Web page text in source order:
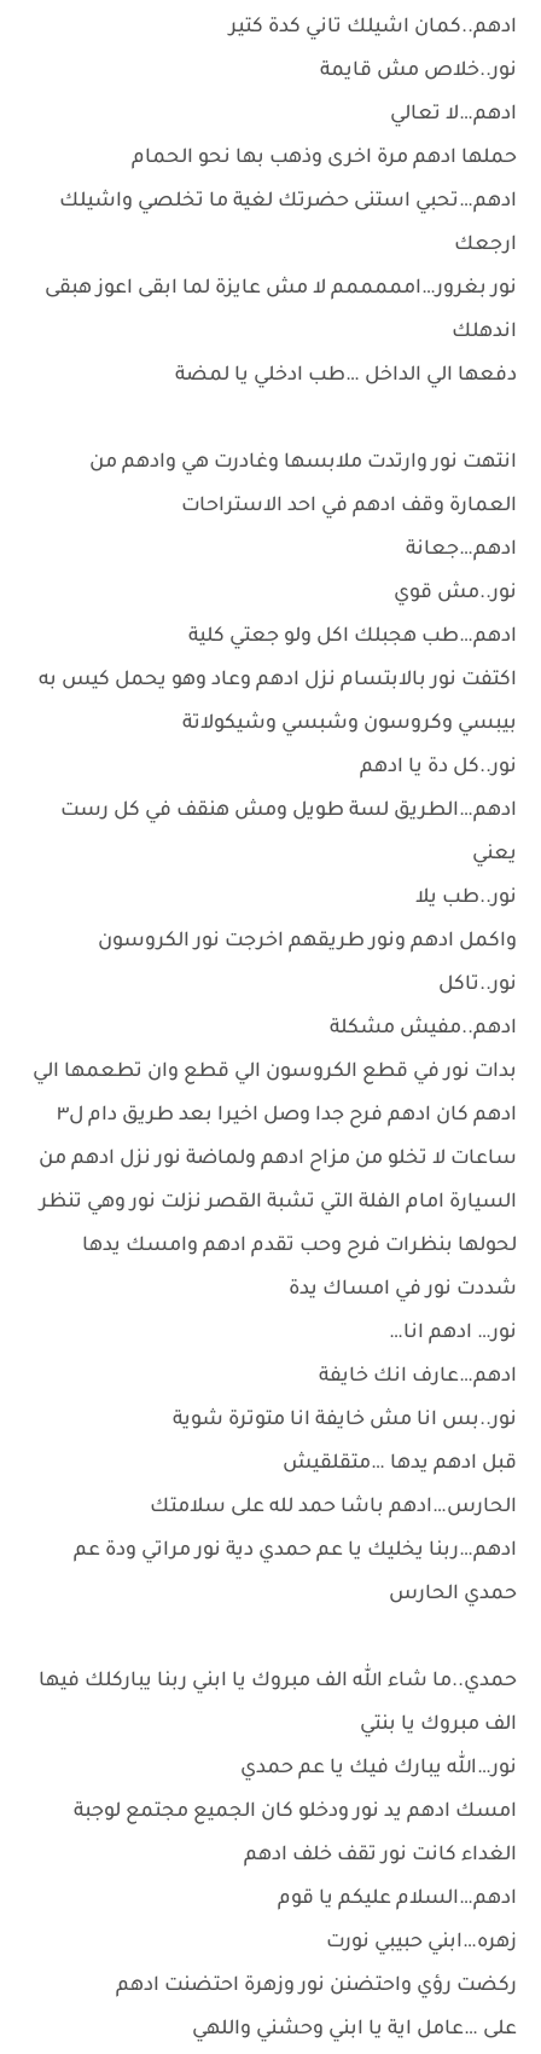
ادهم..كمان اشيلك تاني كدة كتير
نور..خلاص مش قايمة
ادهم…لا تعالي
حملها ادهم مرة اخرى وذهب بها نحو الحمام
ادهم…تحبي استنى حضرتك لغية ما تخلصي واشيلك
ارجعك
نور بغرور…امممممم لا مش عايزة لما ابقى اعوز هبقى
اندهلك
دفعها الي الداخل …طب ادخلي يا لمضة
انتهت نور وارتدت ملابسها وغادرت هي وادهم من
العمارة وقف ادهم في احد الاستراحات
ادهم…جعانة
نور..مش قوي
ادهم…طب هجبلك اكل ولو جعتي كلية
اكتفت نور بالابتسام نزل ادهم وعاد وهو يحمل كيس به
بيبسي وكروسون وشبسي وشيكولاتة
نور..كل دة يا ادهم
ادهم…الطريق لسة طويل ومش هنقف في كل رست
يعني
نور..طب يلا
واكمل ادهم ونور طريقهم اخرجت نور الكروسون
نور..تاكل
ادهم..مفيش مشكلة
بدات نور في قطع الكروسون الي قطع وان تطعمها الي
ادهم كان ادهم فرح جدا وصل اخيرا بعد طريق دام ل٣
ساعات لا تخلو من مزاح ادهم ولماضة نور نزل ادهم من
السيارة امام الفلة التي تشبة القصر نزلت نور وهي تنظر
لحولها بنظرات فرح وحب تقدم ادهم وامسك يدها
شددت نور في امساك يدة
نور… ادهم انا…
ادهم…عارف انك خايفة
نور..بس انا مش خايفة انا متوترة شوية
قبل ادهم يدها …متقلقيش
الحارس…ادهم باشا حمد لله على سلامتك
ادهم…ربنا يخليك يا عم حمدي دية نور مراتي ودة عم
حمدي الحارس
حمدي..ما شاء الله الف مبروك يا ابني ربنا يباركلك فيها
الف مبروك يا بنتي
نور…الله يبارك فيك يا عم حمدي
امسك ادهم يد نور ودخلو كان الجميع مجتمع لوجبة
الغداء كانت نور تقف خلف ادهم
ادهم…السلام عليكم يا قوم
زهره…ابني حبيبي نورت
ركضت رؤي واحتضنن نور وزهرة احتضنت ادهم
على …عامل اية يا ابني وحشني واللهي